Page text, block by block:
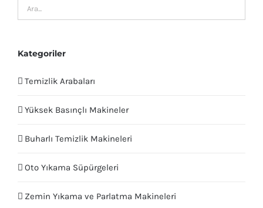
Kategoriler
Temizlik Arabaları
Yüksek Basınçlı Makineler
Buharlı Temizlik Makineleri
Oto Yıkama Süpürgeleri
Zemin Yıkama ve Parlatma Makineleri